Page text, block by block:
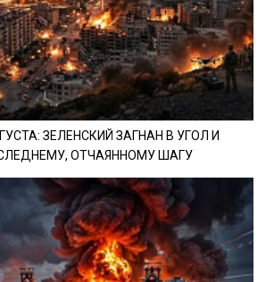
ЗЕЛЕНСКИЙ ЗАГНАН В УГОЛ И
ОТЧАЯННОМУ ШАГУ